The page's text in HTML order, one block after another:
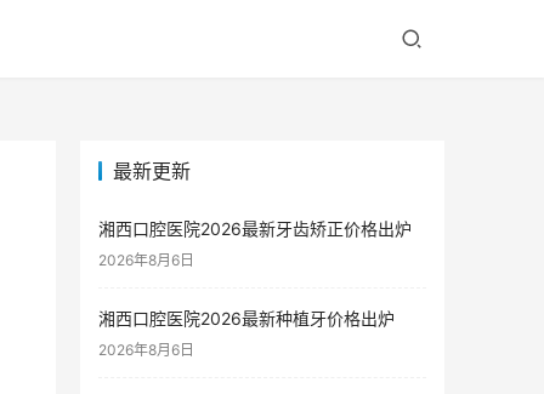
最新更新
湘西口腔医院2026最新牙齿矫正价格出炉
2026年8月6日
湘西口腔医院2026最新种植牙价格出炉
2026年8月6日